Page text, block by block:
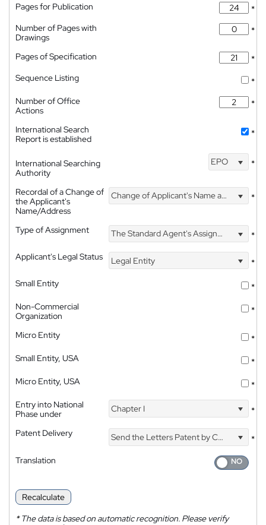
Pages for Publication
*
Number of Pages with
Drawings
*
Pages of Specification
*
Sequence Listing
*
Number of Office
Actions
*
International Search
Report is established
*
International Searching
Authority
EPO *
Recordal of a Change of
the Applicant's
Name/Address
Change of Applicant's Name and Address *
Type of Assignment The Standard Agent's Assignment
*
Applicant's Legal Status
Legal Entity
*
Small Entity
*
Non-Commercial
Organization
*
Micro Entity
*
Small Entity, USA
*
Micro Entity, USA
*
Entry into National
Phase under
Chapter I *
Patent Delivery Send the Letters Patent by Courier
*
Translation
Recalculate
*The data is based on automatic recognition. Please verify